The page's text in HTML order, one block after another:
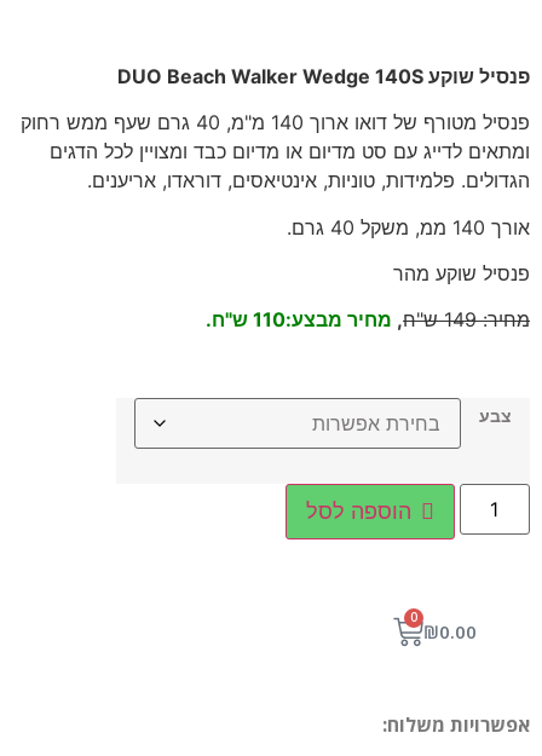
פנסיל שוקע DUO Beach Walker Wedge 140S
פנסיל מטורף של דואו ארוך 140 מ"מ, 40 גרם שעף ממש רחוק
ומתאים לדייג עם סט מדיום או מדיום כבד ומצויין לכל הדגים
הגדולים. פלמידות, טוניות, אינטיאסים, דוראדו, אריענים.
אורך 140 ממ, משקל 40 גרם.
פנסיל שוקע מהר
מחיר: 149 ש"ח
, מחיר מבצע:110 ש"ח.
צבע
הוספה לסל
₪0.00
0
אפשרויות משלוח: